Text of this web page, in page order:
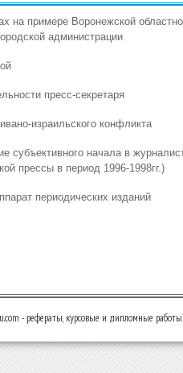
на примере Воронежской
администрации
пресс-секретаря
израильского конфликта
субъективного начала в
прессы в период 1996-1998гг.)
периодических изданий
- рефераты, курсовые и дипломные работы